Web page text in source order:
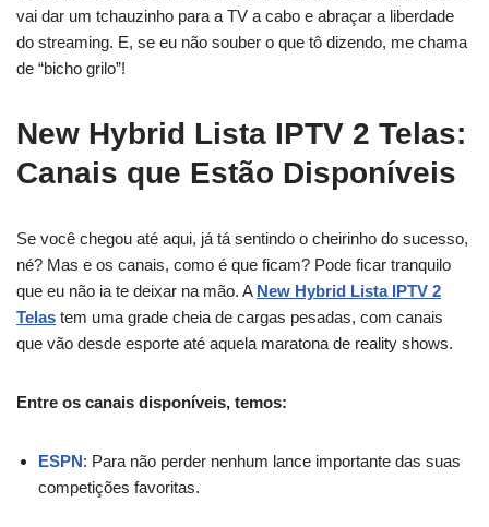
vai dar um tchauzinho para a TV a cabo e abraçar a liberdade
do streaming. E, se eu não souber o que tô dizendo, me chama
de “bicho grilo”!
New Hybrid Lista IPTV 2 Telas:
Canais que Estão Disponíveis
Se você chegou até aqui, já tá sentindo o cheirinho do sucesso,
né? Mas e os canais, como é que ficam? Pode ficar tranquilo
que eu não ia te deixar na mão. A New Hybrid Lista IPTV 2
Telas tem uma grade cheia de cargas pesadas, com canais
que vão desde esporte até aquela maratona de reality shows.
Entre os canais disponíveis, temos:
ESPN: Para não perder nenhum lance importante das suas
competições favoritas.